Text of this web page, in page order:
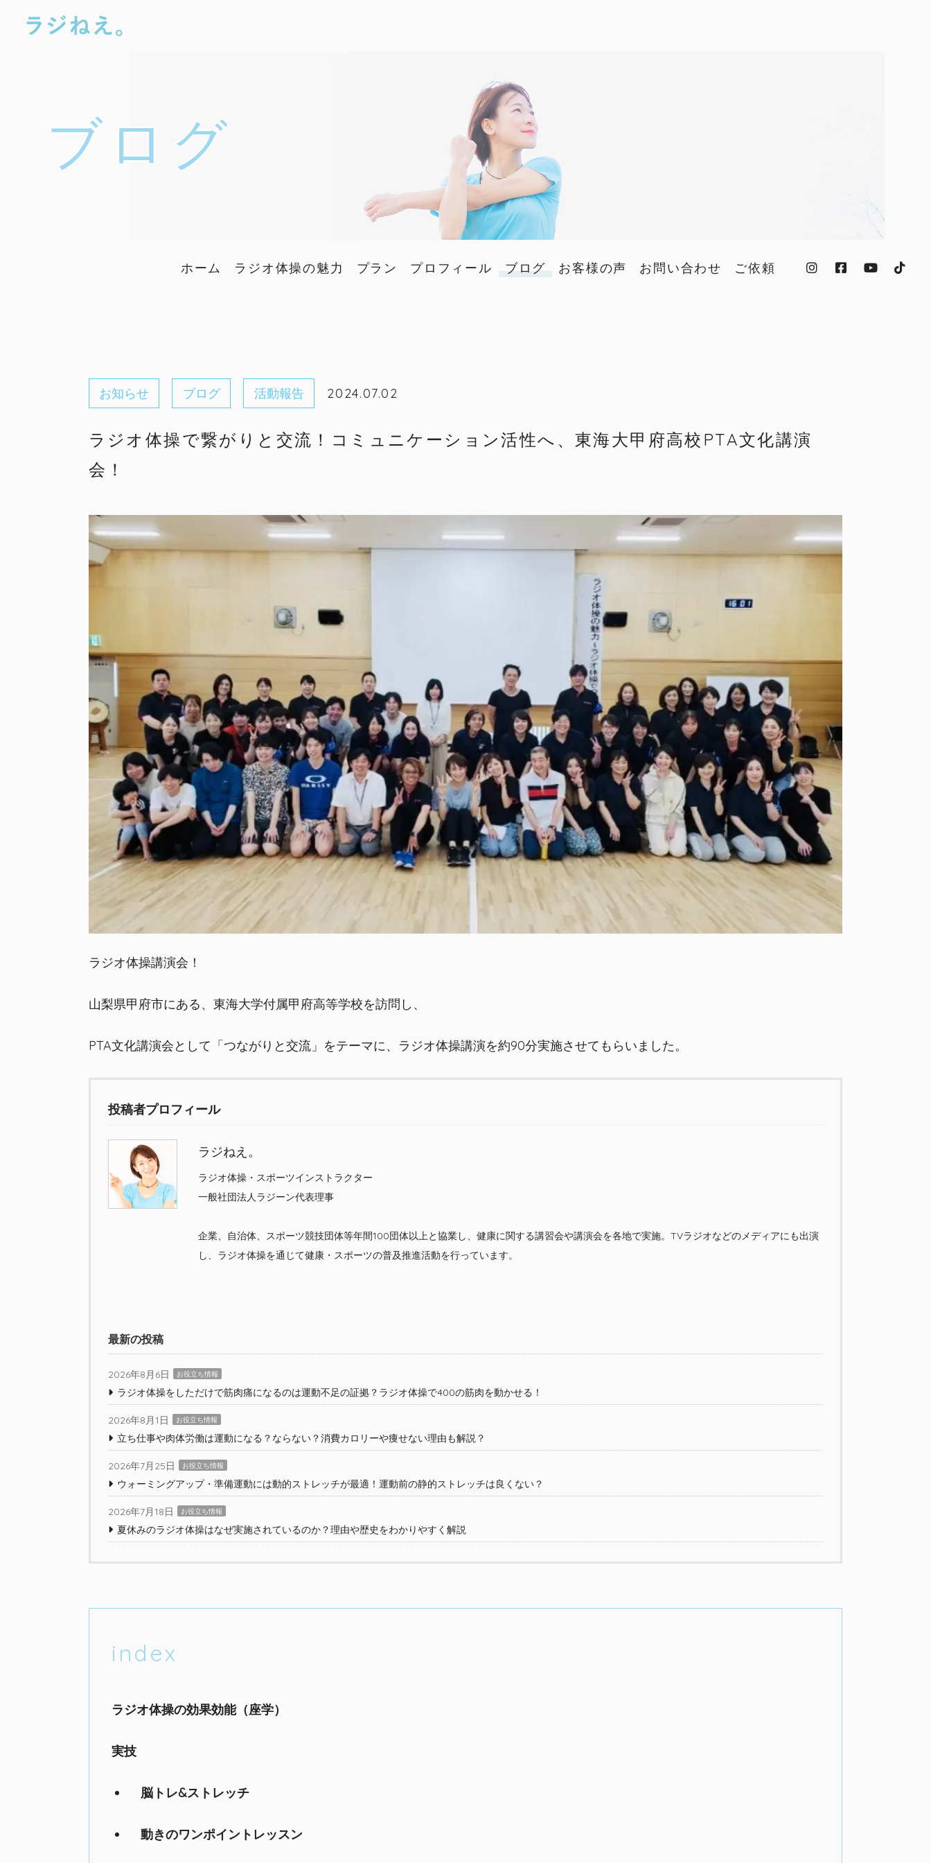
ブログ
ホーム ラジオ体操の魅力 プラン プロフィール ブログ お客様の声 お問い合わせ ご依頼
お知らせ ブログ 活動報告 2024.07.02
ラジオ体操で繋がりと交流！コミュニケーション活性へ、東海大甲府高校PTA文化講演
会！
ラジオ体操講演会！
山梨県甲府市にある、東海大学付属甲府高等学校を訪問し、
PTA文化講演会として「つながりと交流」をテーマに、ラジオ体操講演を約90分実施させてもらいました。
投稿者プロフィール
ラジねえ。
ラジオ体操・スポーツインストラクター
一般社団法人ラジーン代表理事
企業、自治体、スポーツ競技団体等年間100団体以上と協業し、健康に関する講習会や講演会を各地で実施。TVラジオなどのメディアにも出演
し、ラジオ体操を通じて健康・スポーツの普及推進活動を行っています。
最新の投稿
2026年8月6日 お役立ち情報
ラジオ体操をしただけで筋肉痛になるのは運動不足の証拠？ラジオ体操で400の筋肉を動かせる！
2026年8月1日 お役立ち情報
立ち仕事や肉体労働は運動になる？ならない？消費カロリーや痩せない理由も解説？
2026年7月25日 お役立ち情報
ウォーミングアップ・準備運動には動的ストレッチが最適！運動前の静的ストレッチは良くない？
2026年7月18日 お役立ち情報
夏休みのラジオ体操はなぜ実施されているのか？理由や歴史をわかりやすく解説
index
ラジオ体操の効果効能（座学）
実技
脳トレ&ストレッチ
動きのワンポイントレッスン